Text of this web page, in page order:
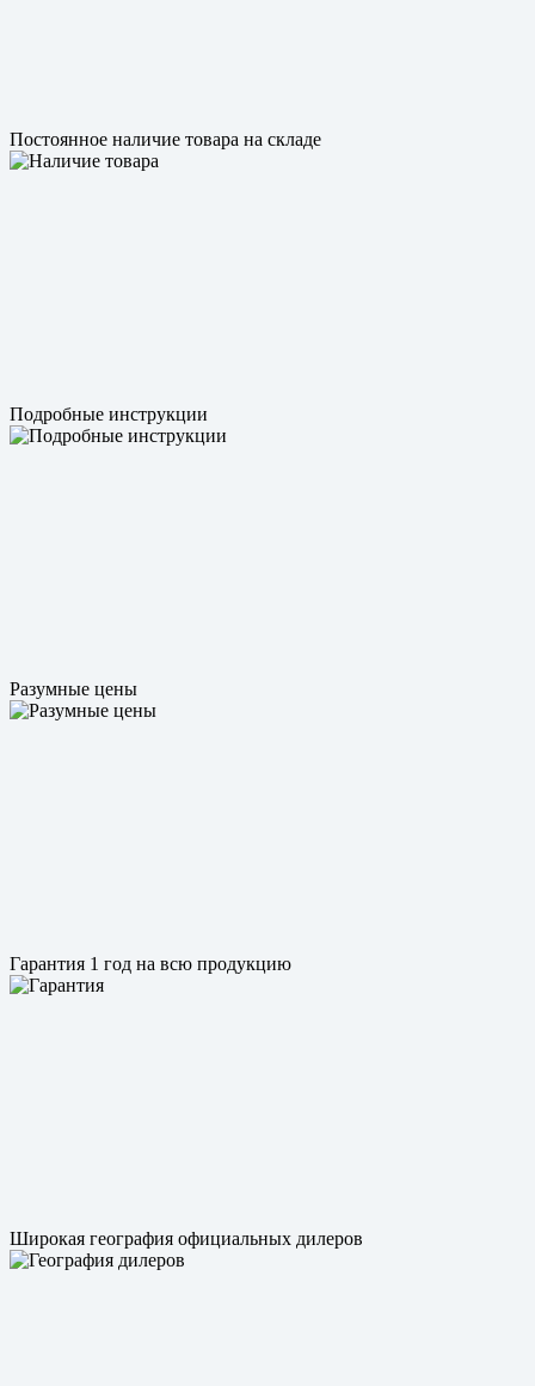
Постоянное наличие товара на складе
Подробные инструкции
Разумные цены
Гарантия 1 год на всю продукцию
Широкая география официальных дилеров